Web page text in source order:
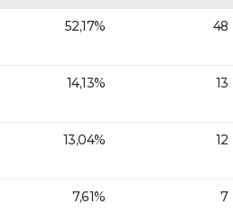
52,17% 48
14,13% 13
13,04% 12
7,61% 7